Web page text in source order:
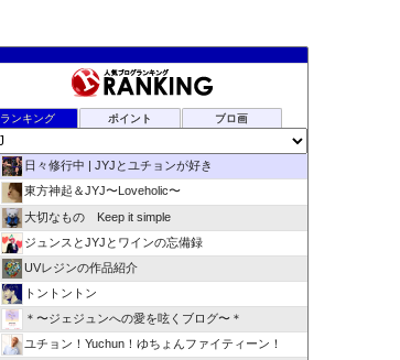
ランキング ポイント ブロ画
日々修行中 | JYJとユチョンが好き
東方神起＆JYJ〜Loveholic〜
大切なもの Keep it simple
ジュンスとJYJとワインの忘備録
UVレジンの作品紹介
トントントン
＊〜ジェジュンへの愛を呟くブログ〜＊
ユチョン！Yuchun！ゆちょんファイティーン！